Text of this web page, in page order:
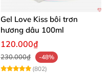
Gel Love Kiss bôi trơn
hương dâu 100ml
120.000₫
230.000₫
-48%
(802)